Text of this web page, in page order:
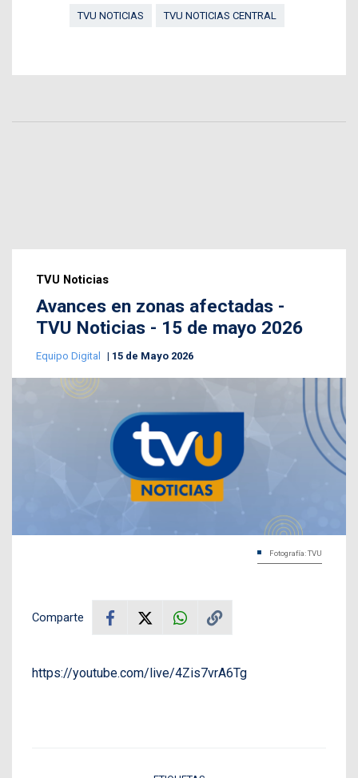
TVU NOTICIAS
TVU NOTICIAS CENTRAL
TVU Noticias
Avances en zonas afectadas -
TVU Noticias - 15 de mayo 2026
Equipo Digital 15 de Mayo 2026
Fotografía: TVU
Comparte
https://youtube.com/live/4Zis7vrA6Tg